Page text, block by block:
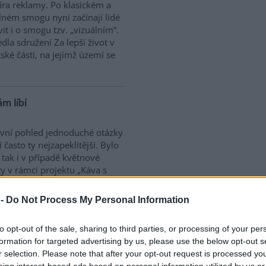
Do Not Process My Personal Information
opt-out of the sale, sharing to third parties, or processing of your
for targeted advertising by us, please use the below opt-out
selection. Please note that after your opt-out request is processed
reklamy. Po klasickém a
smogu nyní začínají lidé
i o smogu tzv. „vizuálním“.
sdružení Za lepší život v
části, na jejímž území se
líbí
pohled jednoduché otázky
často ty nejzapeklitější. Bylo
i v případě květnové
v rámci projektu „Káva s
přírody. Většina
že i dnes převažují estetické
se ale dotkli i
managementu.